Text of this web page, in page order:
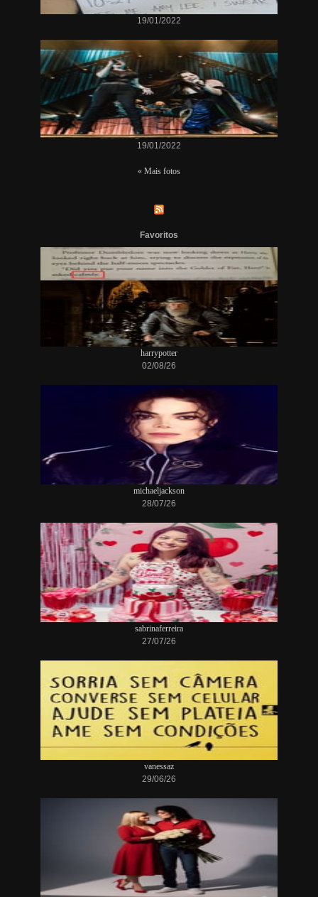
19/01/2022
19/01/2022
« Mais fotos
Favoritos
harrypotter
02/08/26
michaeljackson
28/07/26
sabrinaferreira
27/07/26
vanessaz
29/06/26